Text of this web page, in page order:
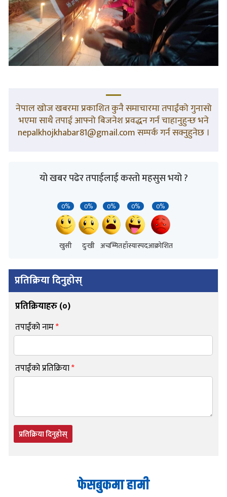
नेपाल खोज खबरमा प्रकाशित कुनै समाचारमा तपाईंको गुनासो
भएमा साथै तपाई आफ्नो बिजनेश प्रवद्धन गर्न चाहानुहुन्छ भने
nepalkhojkhabar81@gmail.com सम्पर्क गर्न सक्नुहुनेछ ।
यो खबर पढेर तपाईलाई कस्तो महसुस भयो ?
0%
खुसी
0%
दुःखी
0%
अचम्मित
0%
हाँस्यास्पद
0%
आक्रोशित
प्रतिक्रिया दिनुहोस्
प्रतिक्रियाहरु (०)
तपाईंको नाम*
तपाईंको प्रतिक्रिया*
प्रतिक्रिया दिनुहोस्
फेसबुकमा हामी